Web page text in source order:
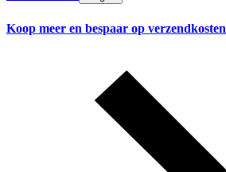
Koop meer en bespaar op verzendkosten